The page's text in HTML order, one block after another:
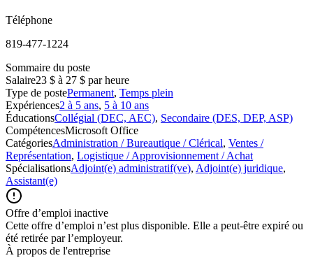
Téléphone
819-477-1224
Sommaire du poste
Salaire23 $ à 27 $ par heure
Type de postePermanent, Temps plein
Expériences2 à 5 ans, 5 à 10 ans
ÉducationsCollégial (DEC, AEC), Secondaire (DES, DEP, ASP)
CompétencesMicrosoft Office
CatégoriesAdministration / Bureautique / Clérical, Ventes /
Représentation, Logistique / Approvisionnement / Achat
SpécialisationsAdjoint(e) administratif(ve), Adjoint(e) juridique,
Assistant(e)
Offre d’emploi inactive
Cette offre d’emploi n’est plus disponible. Elle a peut-être expiré ou
été retirée par l’employeur.
À propos de l'entreprise